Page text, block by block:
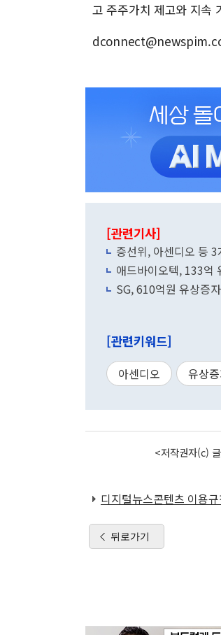
고 주주가치 제고와 지속
[관련기사]
증선위, 아센디오 등
애드바이오텍, 133억
SG, 610억원 유상증
[관련키워드]
아센디오 유상
<저작권자(c)
디지털뉴스콘텐츠 이용
뒤로가기